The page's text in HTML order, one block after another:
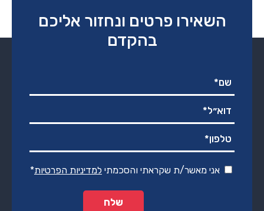
השאירו פרטים ונחזור אליכם
בהקדם
אני מאשר/ת שקראתי והסכמתי למדיניות הפרטיות*